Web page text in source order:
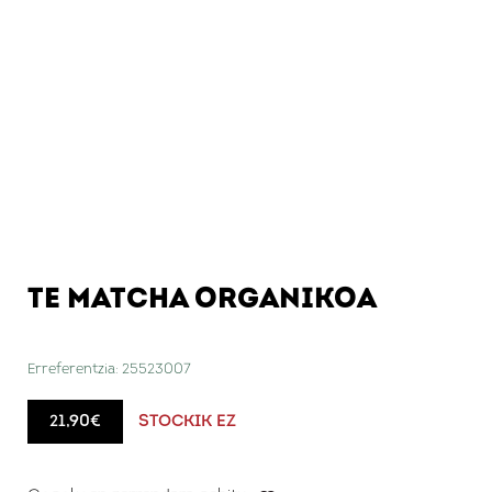
Kakao disolbagarria
Udako edariak
Amenity-ak
TE MATCHA ORGANIKOA
Erreferentzia: 25523007
21,90€ STOCKIK EZ